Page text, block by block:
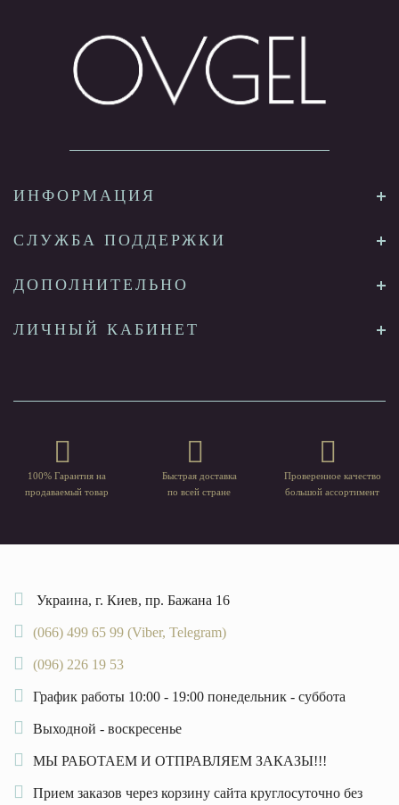
ИНФОРМАЦИЯ
СЛУЖБА ПОДДЕРЖКИ
ДОПОЛНИТЕЛЬНО
ЛИЧНЫЙ КАБИНЕТ
100% Гарантия на
продаваемый товар
Быстрая доставка
по всей стране
Проверенное качество
большой ассортимент
Украина, г. Киев, пр. Бажана 16
(066) 499 65 99 (Viber, Telegram)
(096) 226 19 53
График работы 10:00 - 19:00 понедельник - суббота
Выходной - воскресенье
МЫ РАБОТАЕМ И ОТПРАВЛЯЕМ ЗАКАЗЫ!!!
Прием заказов через корзину сайта круглосуточно без